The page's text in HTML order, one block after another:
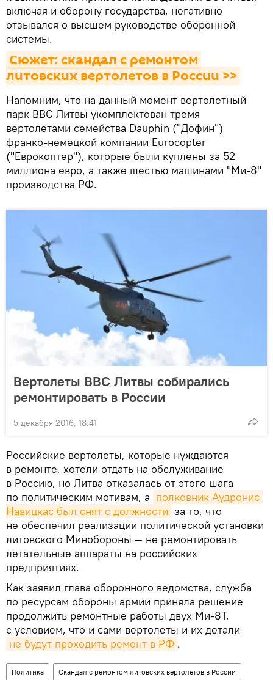
включая и оборону государства, негативно
отзывался о высшем руководстве оборонной
системы.
Сюжет: скандал с ремонтом
литовских вертолетов в России >>
Напомним, что на данный момент вертолетный
парк ВВС Литвы укомплектован тремя
вертолетами семейства Dauphin ("Дофин")
франко-немецкой компании Eurocopter
("Еврокоптер"), которые были куплены за 52
миллиона евро, а также шестью машинами "Ми-8"
производства РФ.
Вертолеты ВВС Литвы собирались
ремонтировать в России
5 декабря 2016, 18:41
Российские вертолеты, которые нуждаются
в ремонте, хотели отдать на обслуживание
в Россию, но Литва отказалась от этого шага
по политическим мотивам, а полковник Аудронис
Навицкас был снят с должности за то, что
не обеспечил реализации политической установки
литовского Минобороны — не ремонтировать
летательные аппараты на российских
предприятиях.
Как заявил глава оборонного ведомства, служба
по ресурсам обороны армии приняла решение
продолжить ремонтные работы двух Ми-8Т,
с условием, что и сами вертолеты и их детали
не будут проходить ремонт в РФ .
Политика Скандал с ремонтом литовских вертолетов в России